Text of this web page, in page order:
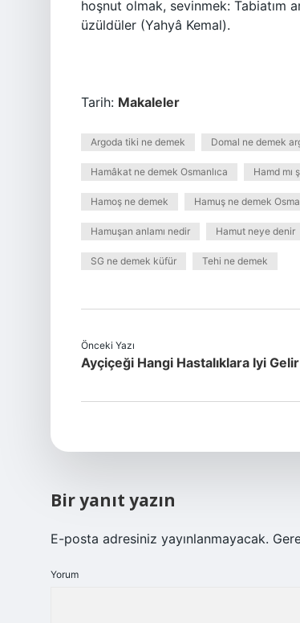
hoşnut olmak, sevinmek: Tabiatım
üzüldüler (Yahyâ Kemal).
Tarih: Makaleler
Argoda tiki ne demek Domal ne demek
Hamâkat ne demek Osmanlıca Hamd mı
Hamoş ne demek Hamuş ne demek
Hamuşan anlamı nedir Hamut neye denir
SG ne demek küfür Tehi ne demek
Önceki Yazı
Ayçiçeği Hangi Hastalıklara Iyi Gelir
Bir yanıt yazın
E-posta adresiniz yayınlanmayacak.
Yorum